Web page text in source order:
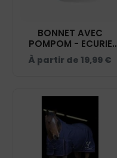
BONNET AVEC
POMPOM - ECURIE
LYNELLA - NAVY -
BF426
À partir de 19,99 €